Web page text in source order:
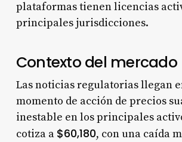
plataformas tienen licencias
principales jurisdicciones.
Contexto del mercado
Las noticias regulatorias llegan
momento de acción de precios
inestable en los principales
cotiza a $60,180, con una caída